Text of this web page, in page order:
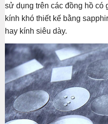
sử dụng trên các đồng hồ có
kính khó thiết kế bằng
hay kính siêu dày.